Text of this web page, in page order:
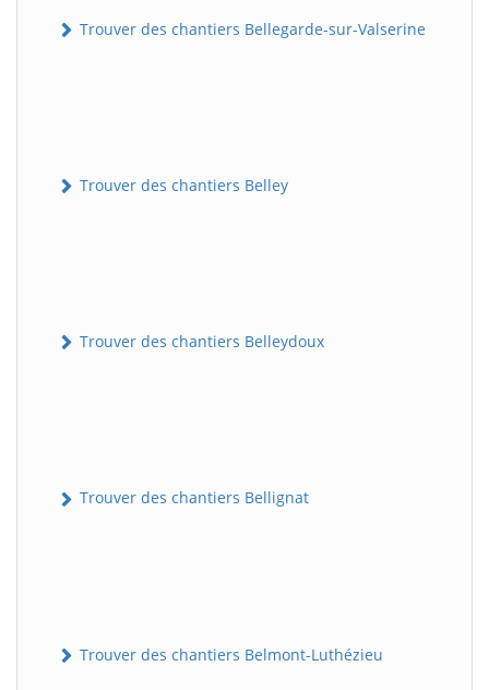
Trouver des chantiers Bellegarde-sur-Valserine
Trouver des chantiers Belley
Trouver des chantiers Belleydoux
Trouver des chantiers Bellignat
Trouver des chantiers Belmont-Luthézieu